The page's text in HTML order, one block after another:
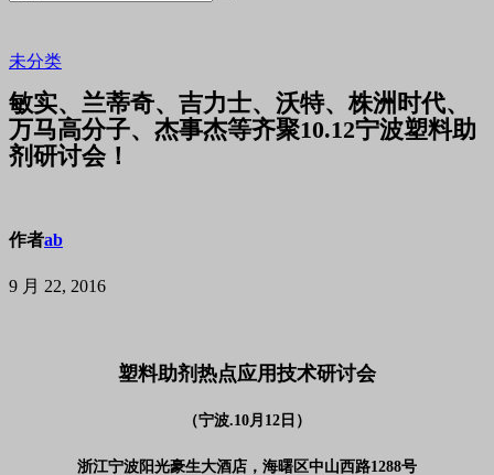
未分类
敏实、兰蒂奇、吉力士、沃特、株洲时代、
万马高分子、杰事杰等齐聚10.12宁波塑料助
剂研讨会！
作者ab
9 月 22, 2016
塑料助剂热点应用技术研讨会
（宁波.10月12日）
浙江宁波阳光豪生大酒店，海曙区中山西路1288号